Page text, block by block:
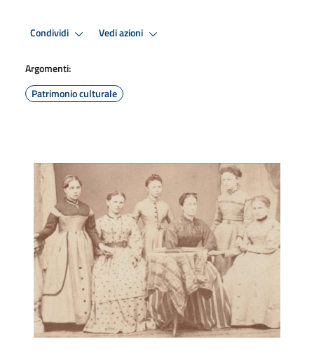
Condividi Vedi azioni
Argomenti:
Patrimonio culturale